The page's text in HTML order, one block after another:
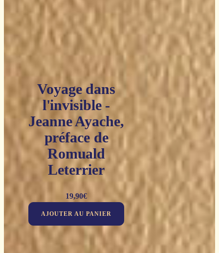
Voyage dans
l'invisible -
Jeanne Ayache,
préface de
Romuald
Leterrier
19,90€
AJOUTER AU PANIER